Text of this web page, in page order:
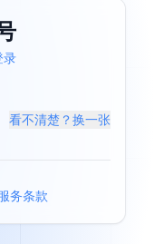
录
看不清楚？换一张
务条款